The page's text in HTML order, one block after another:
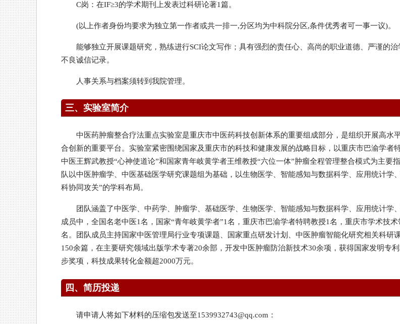
C岗：在IF≥3的学术期刊上发表过科研论著1篇。
(以上作者身份均要求为独立第一作者或共一排一,分区均为中科院分区,条件优秀者可一事一议)。
能够独立开展课题研究，熟练进行SCI论文写作；具有强烈的责任心、高尚的职业道德、严谨的
不良诚信记录。
人事关系与档案须转到我院管理。
三、实验室简介
中医药肿瘤整合疗法重点实验室是重庆市中医药科技创新体系的重要组成部分，是组织开展高
合创新的重要平台。实验室紧密围绕国家及重庆市的科技和健康发展的战略目标，以重庆市巴渝学者
中医王辉武教授“心神使道论”和国家青年岐黄学者王维教授“六位一体”肿瘤全程管理整合模式为主要
队以中医肿瘤学、中医基础医学研究课题组为基础，以生物医学、智能感知与数据科学、应用统计
科协同攻关”的学科布局。
团队涵盖了中医学、中药学、肿瘤学、基础医学、生物医学、智能感知与数据科学、应用统计
成员中，全国名老中医1名，国家“青年岐黄学者”1名，重庆市巴渝学者特聘教授1名，重庆市学术技
名。团队成员主持国家中医管理局行业专项课题、国家重点研发计划、中医肿瘤智能化研究相关科研
150余篇，在主要研究领域出版学术专著20余部，开发中医肿瘤防治新技术30余项，获得国家发明专
步奖项，科技成果转化金额超2000万元。
四、简历投递
请申请人将如下材料的压缩包发送至1539932743@qq.com：